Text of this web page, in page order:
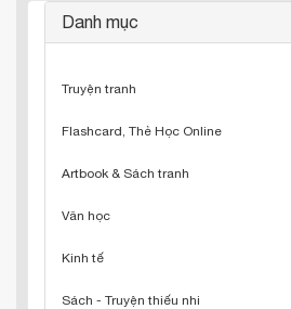
Danh mục
Truyện tranh
Flashcard, Thẻ Học Online
Artbook & Sách tranh
Văn học
Kinh tế
Sách - Truyện thiếu nhi